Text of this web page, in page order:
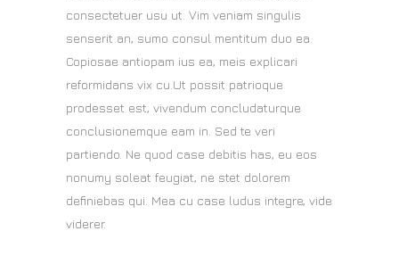
consectetuer usu ut. Vim veniam singulis
senserit an, sumo consul mentitum duo ea.
Copiosae antiopam ius ea, meis explicari
reformidans vix cu.Ut possit patrioque
prodesset est, vivendum concludaturque
conclusionemque eam in. Sed te veri
partiendo. Ne quod case debitis has, eu eos
nonumy soleat feugiat, ne stet dolorem
definiebas qui. Mea cu case ludus integre, vide
viderer.